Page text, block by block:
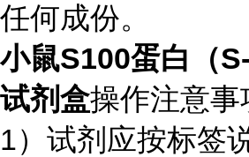
任何成份。
小鼠S100蛋白（
试剂盒操作注意事
1）试剂应按标签